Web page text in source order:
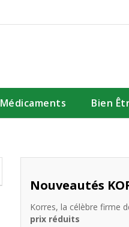
Médicaments Bien
Nouveautés
Korres, la célèbre firme
prix réduits